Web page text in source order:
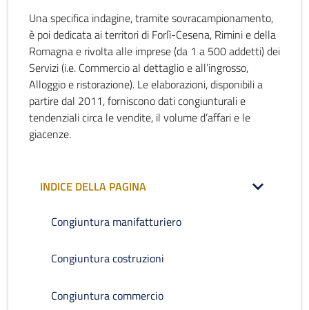
Una specifica indagine, tramite sovracampionamento,
è poi dedicata ai territori di Forlì-Cesena, Rimini e della
Romagna e rivolta alle imprese (da 1 a 500 addetti) dei
Servizi (i.e. Commercio al dettaglio e all’ingrosso,
Alloggio e ristorazione). Le elaborazioni, disponibili a
partire dal 2011, forniscono dati congiunturali e
tendenziali circa le vendite, il volume d’affari e le
giacenze.
INDICE DELLA PAGINA
Congiuntura manifatturiero
Congiuntura costruzioni
Congiuntura commercio